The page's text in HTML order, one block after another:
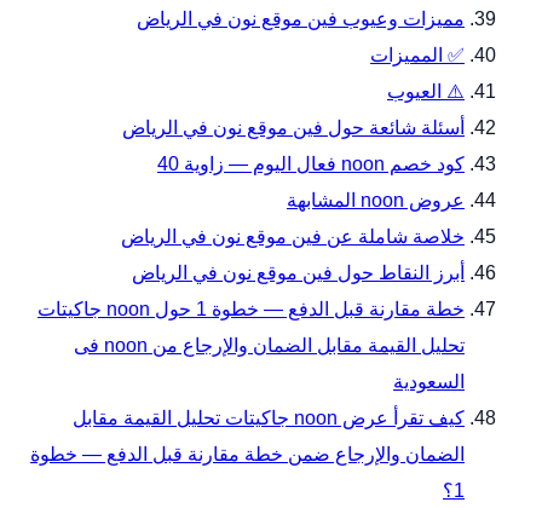
مميزات وعيوب فين موقع نون في الرياض
✅ المميزات
⚠️ العيوب
أسئلة شائعة حول فين موقع نون في الرياض
كود خصم noon فعال اليوم — زاوية 40
عروض noon المشابهة
خلاصة شاملة عن فين موقع نون في الرياض
أبرز النقاط حول فين موقع نون في الرياض
خطة مقارنة قبل الدفع — خطوة 1 حول noon جاكيتات
تحليل القيمة مقابل الضمان والإرجاع من noon فى
السعودية
كيف تقرأ عرض noon جاكيتات تحليل القيمة مقابل
الضمان والإرجاع ضمن خطة مقارنة قبل الدفع — خطوة
1؟